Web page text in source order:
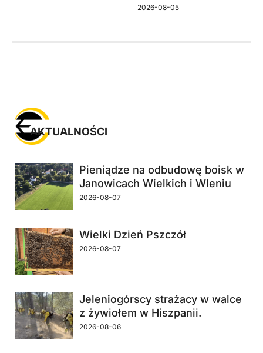
2026-08-05
Pieniądze na odbudowę boisk w
Janowicach Wielkich i Wleniu
2026-08-07
Wielki Dzień Pszczół
2026-08-07
Jeleniogórscy strażacy w walce
z żywiołem w Hiszpanii.
2026-08-06
AKTUALNOŚCI